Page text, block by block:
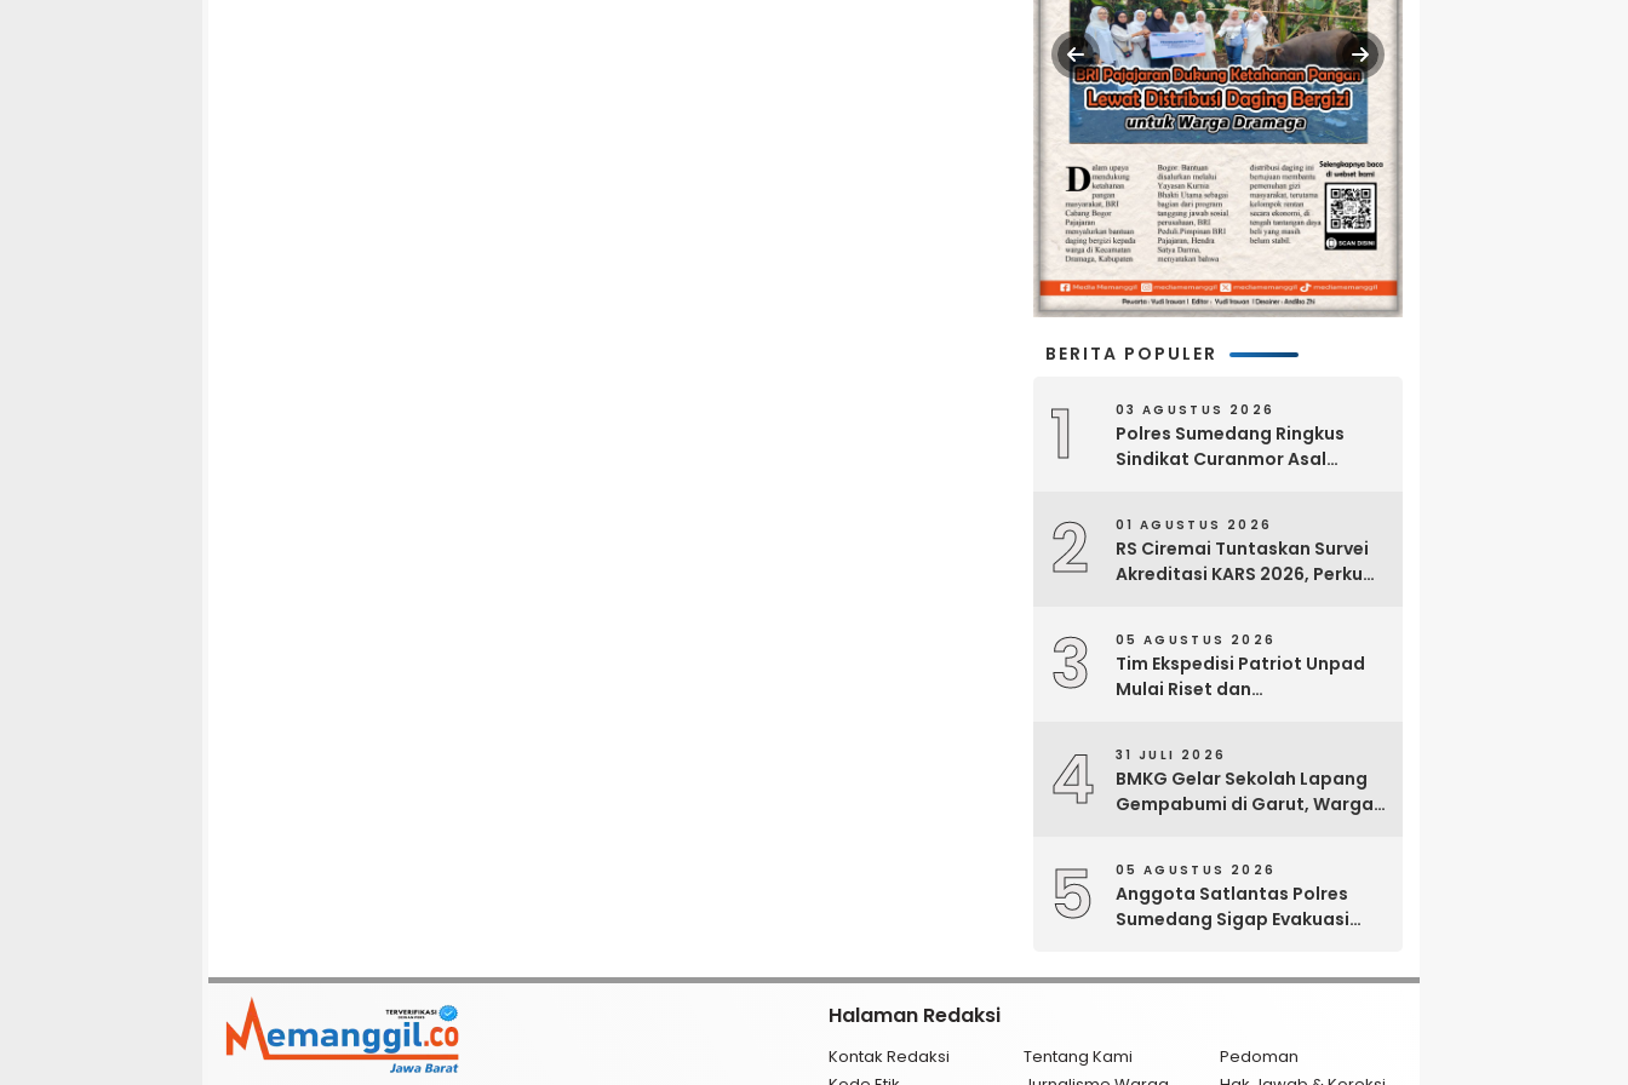
BERITA POPULER
1 03 AGUSTUS 2026
Polres Sumedang Ringkus
Sindikat Curanmor Asal
2 01 AGUSTUS 2026
RS Ciremai Tuntaskan Survei
Akreditasi KARS 2026, Perkuat
3 05 AGUSTUS 2026
Tim Ekspedisi Patriot Unpad
Mulai Riset dan
Tomage, Fakfak
4 31 JULI 2026
BMKG Gelar Sekolah Lapang
Gempabumi di Garut, Warga
5 05 AGUSTUS 2026
Anggota Satlantas Polres
Sumedang Sigap Evakuasi
Halaman Redaksi
Kontak Redaksi Tentang Kami
Pedoman